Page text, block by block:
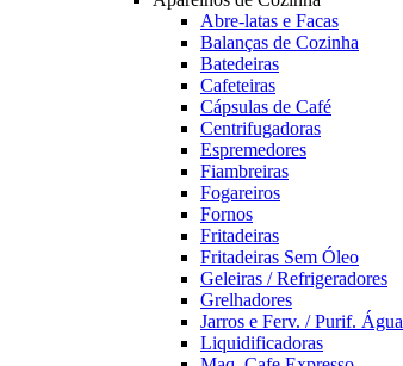
Abre-latas e Facas
Balanças de Cozinha
Batedeiras
Cafeteiras
Cápsulas de Café
Centrifugadoras
Espremedores
Fiambreiras
Fogareiros
Fornos
Fritadeiras
Fritadeiras Sem Óleo
Geleiras / Refrigeradores
Grelhadores
Jarros e Ferv. / Purif. Água
Liquidificadoras